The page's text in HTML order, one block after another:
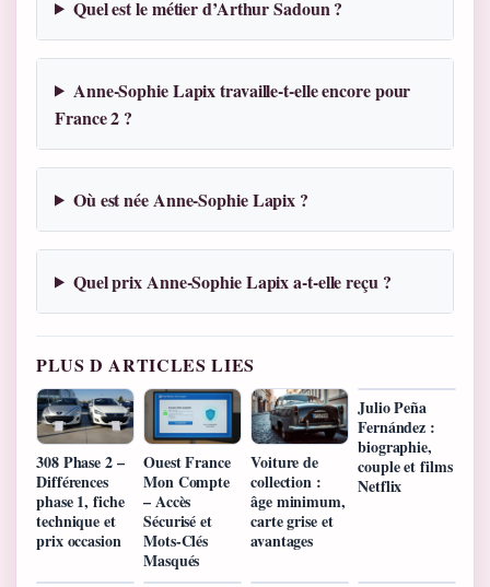
Quel est le métier d’Arthur Sadoun ?
Anne-Sophie Lapix travaille-t-elle encore pour
France 2 ?
Où est née Anne-Sophie Lapix ?
Quel prix Anne-Sophie Lapix a-t-elle reçu ?
PLUS D ARTICLES LIES
308 Phase 2 –
Différences
phase 1, fiche
technique et
prix occasion
Ouest France
Mon Compte
– Accès
Sécurisé et
Mots-Clés
Masqués
Voiture de
collection :
âge minimum,
carte grise et
avantages
Julio Peña
Fernández :
biographie,
couple et films
Netflix